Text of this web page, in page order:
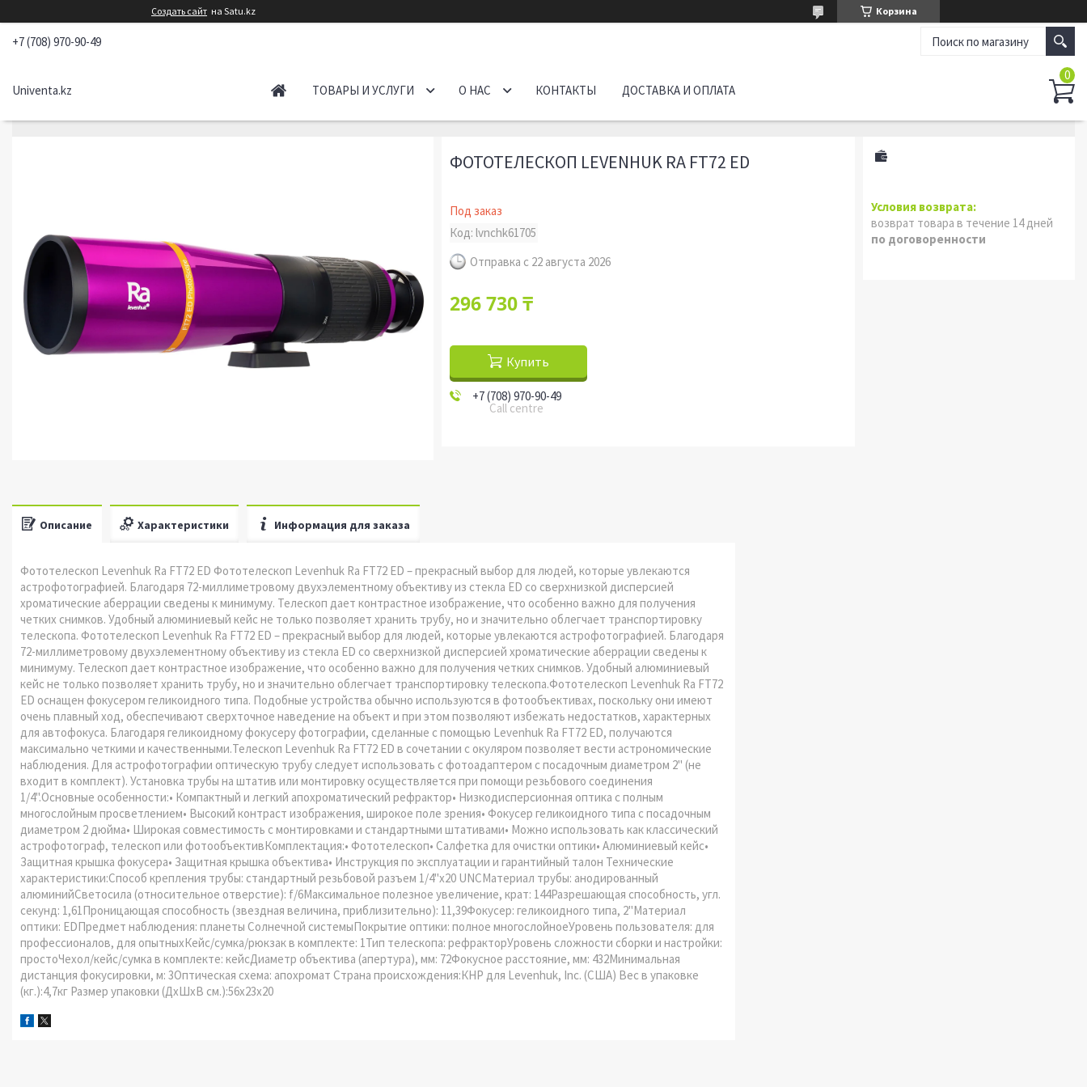
Создать сайт на Satu.kz Корзина
+7 (708) 970-90-49
Univenta.kz ТОВАРЫ И УСЛУГИ О НАС КОНТАКТЫ ДОСТАВКА И ОПЛАТА
ФОТОТЕЛЕСКОП LEVENHUK RA FT72 ED
Под заказ
Код:lvnchk61705
Отправка с 22 августа 2026
296 730 ₸
Купить
+7 (708) 970-90-49
Call centre
возврат товара в течение 14 дней
по договоренности
Описание Характеристики Информация для заказа
Фототелескоп Levenhuk Ra FT72 ED Фототелескоп Levenhuk Ra FT72 ED – прекрасный выбор для людей, которые увлекаются
астрофотографией. Благодаря 72-миллиметровому двухэлементному объективу из стекла ED со сверхнизкой дисперсией
хроматические аберрации сведены к минимуму. Телескоп дает контрастное изображение, что особенно важно для получения
четких снимков. Удобный алюминиевый кейс не только позволяет хранить трубу, но и значительно облегчает транспортировку
телескопа. Фототелескоп Levenhuk Ra FT72 ED – прекрасный выбор для людей, которые увлекаются астрофотографией. Благодаря
72-миллиметровому двухэлементному объективу из стекла ED со сверхнизкой дисперсией хроматические аберрации сведены к
минимуму. Телескоп дает контрастное изображение, что особенно важно для получения четких снимков. Удобный алюминиевый
кейс не только позволяет хранить трубу, но и значительно облегчает транспортировку телескопа.Фототелескоп Levenhuk Ra FT72
ED оснащен фокусером геликоидного типа. Подобные устройства обычно используются в фотообъективах, поскольку они имеют
очень плавный ход, обеспечивают сверхточное наведение на объект и при этом позволяют избежать недостатков, характерных
для автофокуса. Благодаря геликоидному фокусеру фотографии, сделанные с помощью Levenhuk Ra FT72 ED, получаются
максимально четкими и качественными.Телескоп Levenhuk Ra FT72 ED в сочетании с окуляром позволяет вести астрономические
наблюдения. Для астрофотографии оптическую трубу следует использовать с фотоадаптером с посадочным диаметром 2" (не
входит в комплект). Установка трубы на штатив или монтировку осуществляется при помощи резьбового соединения
1/4".Основные особенности:• Компактный и легкий апохроматический рефрактор• Низкодисперсионная оптика с полным
многослойным просветлением• Высокий контраст изображения, широкое поле зрения• Фокусер геликоидного типа с посадочным
диаметром 2 дюйма• Широкая совместимость с монтировками и стандартными штативами• Можно использовать как классический
астрофотограф, телескоп или фотообъективКомплектация:• Фототелескоп• Салфетка для очистки оптики• Алюминиевый кейс•
Защитная крышка фокусера• Защитная крышка объектива• Инструкция по эксплуатации и гарантийный талон Технические
характеристики:Способ крепления трубы: стандартный резьбовой разъем 1/4"x20 UNCМатериал трубы: анодированный
алюминийСветосила (относительное отверстие): f/6Максимальное полезное увеличение, крат: 144Разрешающая способность, угл.
секунд: 1,61Проницающая способность (звездная величина, приблизительно): 11,39Фокусер: геликоидного типа, 2"Материал
оптики: EDПредмет наблюдения: планеты Солнечной системыПокрытие оптики: полное многослойноеУровень пользователя: для
профессионалов, для опытныхКейс/сумка/рюкзак в комплекте: 1Тип телескопа: рефракторУровень сложности сборки и настройки:
простоЧехол/кейс/сумка в комплекте: кейсДиаметр объектива (апертура), мм: 72Фокусное расстояние, мм: 432Минимальная
дистанция фокусировки, м: 3Оптическая схема: апохромат Страна происхождения:КНР для Levenhuk, Inc. (США) Вес в упаковке
(кг.):4,7кг Размер упаковки (ДхШхВ см.):56x23x20